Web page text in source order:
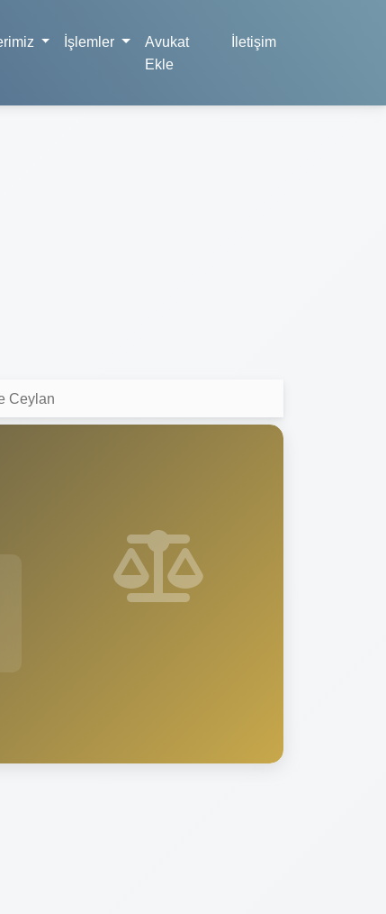
İşlemler
Avukat
Ekle
İletişim
Ceylan